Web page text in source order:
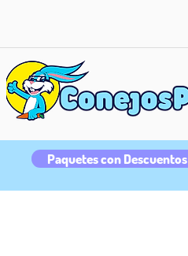
Paquetes con Descuentos